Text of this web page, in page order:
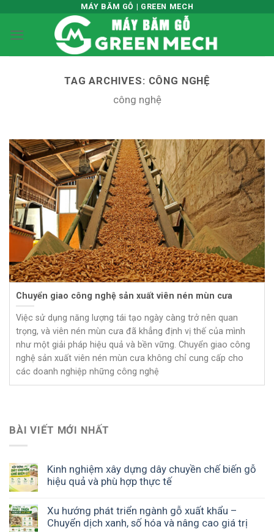
content
MÁY BĂM GỖ | GREEN MECH
TAG ARCHIVES: CÔNG NGHỆ
công nghệ
BÀI VIẾT MỚI NHẤT
Kinh nghiệm xây dựng dây chuyền chế biến gỗ
hiệu quả và phù hợp thực tế
Xu hướng phát triển ngành gỗ xuất khẩu –
Chuyển dịch xanh, số hóa và nâng cao giá trị
Chuyển giao công nghệ sản xuất viên nén mùn cưa
Việc sử dụng năng lượng tái tạo ngày càng trở nên quan
trọng, và viên nén mùn cưa đã khẳng định vị thế của mình
như một giải pháp hiệu quả và bền vững. Chuyển giao công
nghệ sản xuất viên nén mùn cưa không chỉ cung cấp cho
các doanh nghiệp những công nghệ